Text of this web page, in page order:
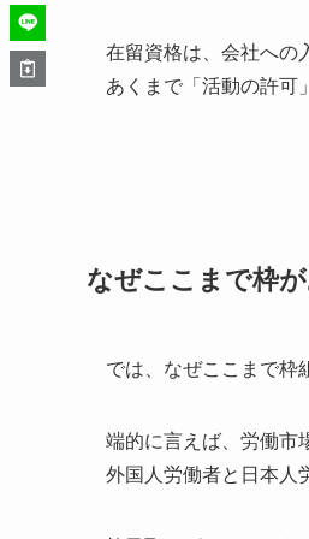
在留資格は、会社への
あくまで「活動の許可
なぜここまで枠
では、なぜここまで枠
端的に言えば、労働市
外国人労働者と日本人